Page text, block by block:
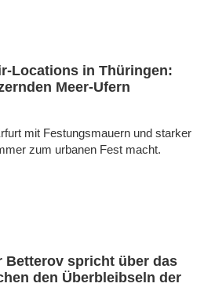
Locations in Thüringen:
Meer-Ufern
mit Festungsmauern und starker
zum urbanen Fest macht.
Betterov spricht über das
den Überbleibseln der